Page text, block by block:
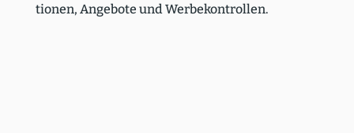
tionen, Angebote und Werbe­kon­trollen.